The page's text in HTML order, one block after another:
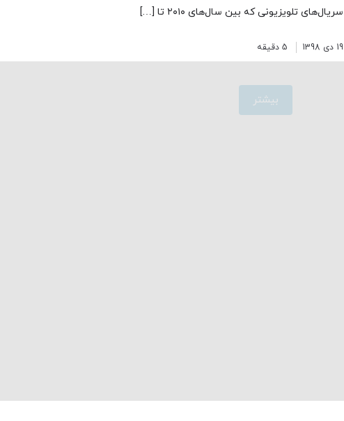
سریال‌های تلویزیونی که بین سال‌های ۲۰۱۰ تا […]
19 دی 1398 5 دقیقه
بیشتر